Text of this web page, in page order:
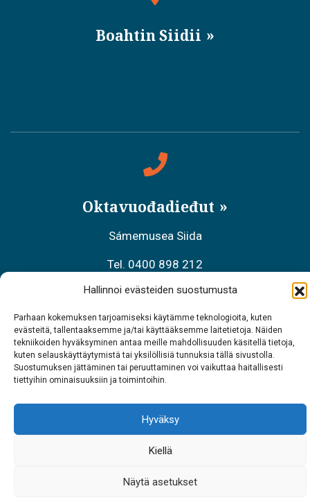
Hallinnoi evästeiden suostumusta
Parhaan kokemuksen tarjoamiseksi käytämme teknologioita, kuten
evästeitä, tallentaaksemme ja/tai käyttääksemme laitetietoja. Näiden
tekniikoiden hyväksyminen antaa meille mahdollisuuden käsitellä tietoja,
kuten selauskäyttäytymistä tai yksilöllisiä tunnuksia tällä sivustolla.
Suostumuksen jättäminen tai peruuttaminen voi vaikuttaa haitallisesti
tiettyihin ominaisuuksiin ja toimintoihin.
Hyväksy
Kiellä
Näytä asetukset
Boahtin Siidii
Oktavuođadieđut
Sámemusea Siida
Tel. 0400 898 212
Meahciráđđehusa áššehasbálvalanbáiki
Tel. 0206 39 7740
Restoráŋŋa Sarrit
Tel. 040 700 6485